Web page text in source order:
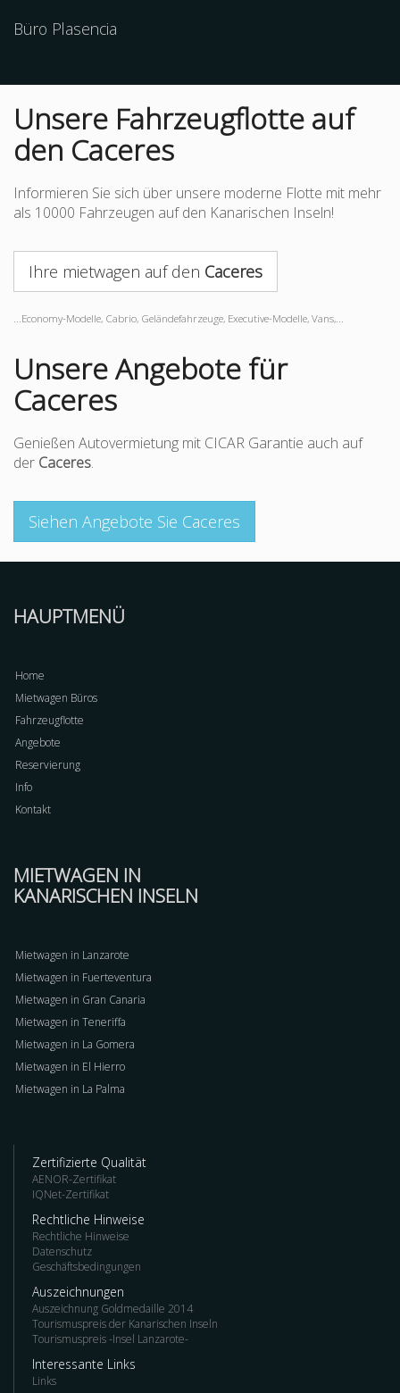
Büro Plasencia
Unsere Fahrzeugflotte auf
den Caceres
Informieren Sie sich über unsere moderne Flotte mit mehr
als 10000 Fahrzeugen auf den Kanarischen Inseln!
Ihre mietwagen auf den Caceres
...Economy-Modelle, Cabrio, Geländefahrzeuge, Executive-Modelle, Vans,...
Unsere Angebote für
Caceres
Genießen Autovermietung mit CICAR Garantie auch auf
der Caceres.
Siehen Angebote Sie Caceres
HAUPTMENÜ
Home
Mietwagen Büros
Fahrzeugflotte
Angebote
Reservierung
Info
Kontakt
MIETWAGEN IN
KANARISCHEN INSELN
Mietwagen in Lanzarote
Mietwagen in Fuerteventura
Mietwagen in Gran Canaria
Mietwagen in Teneriffa
Mietwagen in La Gomera
Mietwagen in El Hierro
Mietwagen in La Palma
Zertifizierte Qualität
AENOR-Zertifikat
IQNet-Zertifikat
Rechtliche Hinweise
Rechtliche Hinweise
Datenschutz
Geschäftsbedingungen
Auszeichnungen
Auszeichnung Goldmedaille 2014
Tourismuspreis der Kanarischen Inseln
Tourismuspreis -Insel Lanzarote-
Interessante Links
Links